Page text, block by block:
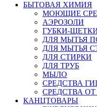
БЫТОВАЯ ХИМИЯ
МОЮЩИЕ
АЭРОЗОЛИ
ГУБКИ-
ДЛЯ МЫТЬЯ
ДЛЯ МЫТЬЯ
ДЛЯ СТИРКИ
ДЛЯ ТРУБ
МЫЛО
СРЕДСТВА
СРЕДСТВА
КАНЦТОВАРЫ